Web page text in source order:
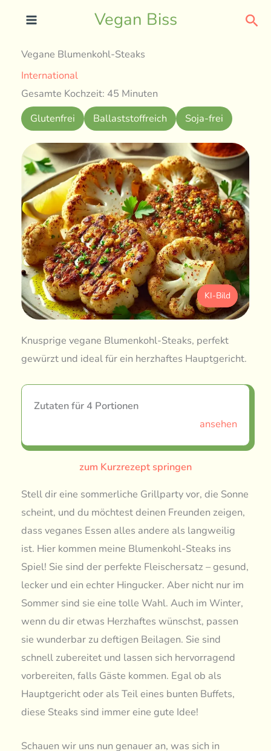
Vegan Biss
Vegane Blumenkohl-Steaks
International
Gesamte Kochzeit: 45 Minuten
Glutenfrei
Ballaststoffreich Soja-frei
KI-Bild
Knusprige vegane Blumenkohl-Steaks, perfekt
gewürzt und ideal für ein herzhaftes Hauptgericht.
Zutaten für 4 Portionen
ansehen
zum Kurzrezept springen
Stell dir eine sommerliche Grillparty vor, die Sonne
scheint, und du möchtest deinen Freunden zeigen,
dass veganes Essen alles andere als langweilig
ist. Hier kommen meine Blumenkohl-Steaks ins
Spiel! Sie sind der perfekte Fleischersatz – gesund,
lecker und ein echter Hingucker. Aber nicht nur im
Sommer sind sie eine tolle Wahl. Auch im Winter,
wenn du dir etwas Herzhaftes wünschst, passen
sie wunderbar zu deftigen Beilagen. Sie sind
schnell zubereitet und lassen sich hervorragend
vorbereiten, falls Gäste kommen. Egal ob als
Hauptgericht oder als Teil eines bunten Buffets,
diese Steaks sind immer eine gute Idee!
Schauen wir uns nun genauer an, was sich in